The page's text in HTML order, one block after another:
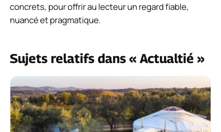
concrets, pour offrir au lecteur un regard fiable,
nuancé et pragmatique.
Sujets relatifs dans « Actualtié »